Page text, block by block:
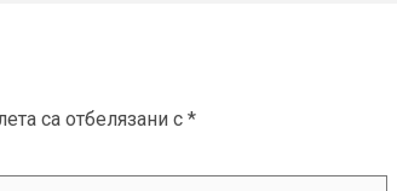
са отбелязани с *